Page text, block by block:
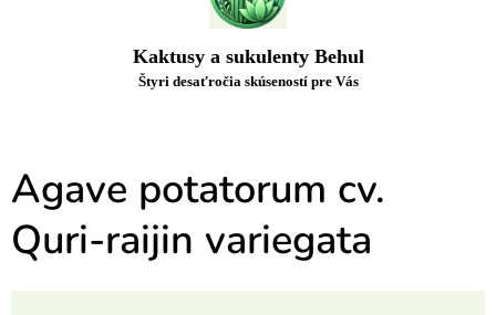
Kaktusy a sukulenty Behul
Štyri desaťročia skúseností pre Vás
Agave potatorum cv.
Quri-raijin variegata